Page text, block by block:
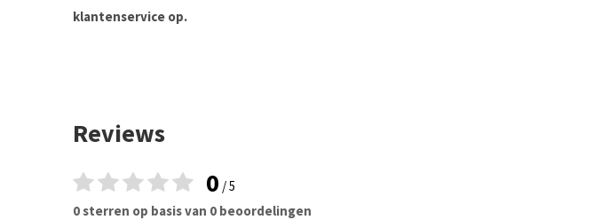
klantenservice op.
Reviews
0 / 5
0 sterren op basis van 0 beoordelingen